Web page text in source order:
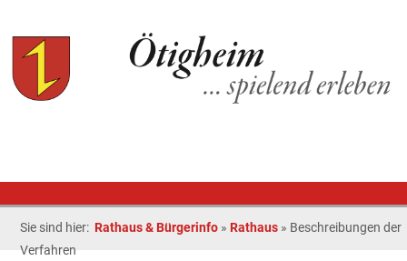
Sie sind hier: Rathaus & Bürgerinfo » Rathaus » Beschreibungen der
Verfahren